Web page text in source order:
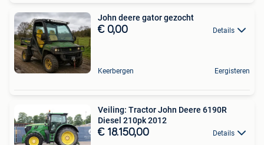
John deere gator gezocht
€ 0,00 Details
Keerbergen Eergisteren
Veiling: Tractor John Deere 6190R
Diesel 210pk 2012
€ 18.150,00 Details